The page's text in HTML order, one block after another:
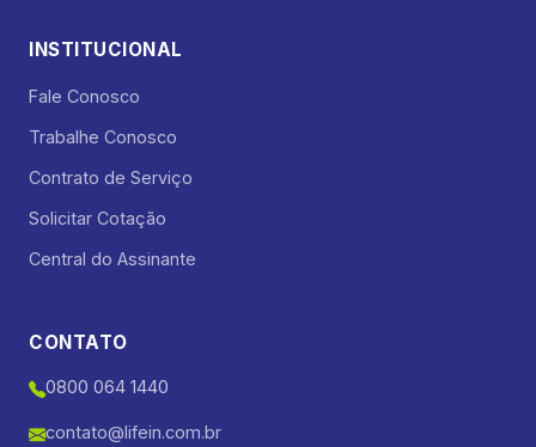
INSTITUCIONAL
Fale Conosco
Trabalhe Conosco
Contrato de Serviço
Solicitar Cotação
Central do Assinante
CONTATO
0800 064 1440
contato@lifein.com.br